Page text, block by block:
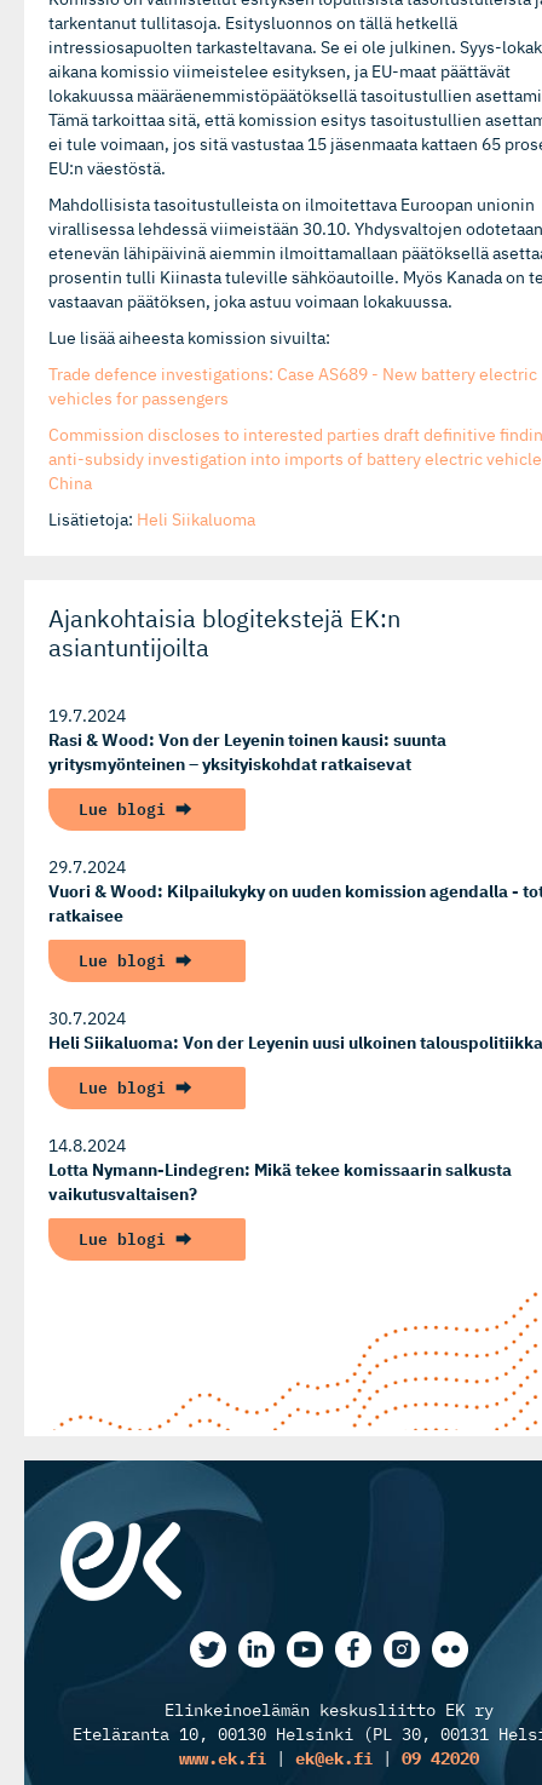
tarkentanut tullitasoja. Esitysluonnos on tällä hetkellä
intressiosapuolten tarkasteltavana. Se ei ole julkinen. Syys-
aikana komissio viimeistelee esityksen, ja EU-maat päättävät
lokakuussa määräenemmistöpäätöksellä tasoitustullien
Tämä tarkoittaa sitä, että komission esitys tasoitustullien
ei tule voimaan, jos sitä vastustaa 15 jäsenmaata kattaen 65
EU:n väestöstä.
Mahdollisista tasoitustulleista on ilmoitettava Euroopan unionin
virallisessa lehdessä viimeistään 30.10. Yhdysvaltojen odotetaan
etenevän lähipäivinä aiemmin ilmoittamallaan päätöksellä
prosentin tulli Kiinasta tuleville sähköautoille. Myös Kanada on
vastaavan päätöksen, joka astuu voimaan lokakuussa.
Lue lisää aiheesta komission sivuilta:
Trade defence investigations: Case AS689 - New battery electric
vehicles for passengers
Commission discloses to interested parties draft definitive
anti-subsidy investigation into imports of battery electric
China
Lisätietoja: Heli Siikaluoma
Ajankohtaisia blogitekstejä EK:n
asiantuntijoilta
19.7.2024
Rasi & Wood: Von der Leyenin toinen kausi: suunta
yritysmyönteinen – yksityiskohdat ratkaisevat
Lue blogi ⮕
29.7.2024
Vuori & Wood: Kilpailukyky on uuden komission agendalla -
ratkaisee
Lue blogi ⮕
30.7.2024
Heli Siikaluoma: Von der Leyenin uusi ulkoinen talouspolitiikka
Lue blogi ⮕
14.8.2024
Lotta Nymann-Lindegren: Mikä tekee komissaarin salkusta
vaikutusvaltaisen?
Lue blogi ⮕
Elinkeinoelämän keskusliitto EK ry
Eteläranta 10, 00130 Helsinki (PL 30, 00131
www.ek.fi| ek@ek.fi| 09 42020